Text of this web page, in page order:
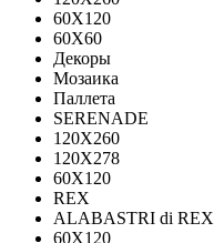
60X120
60X60
Декоры
Мозаика
Паллета
SERENADE
120X260
120Х278
60X120
REX
ALABASTRI di REX
60X120